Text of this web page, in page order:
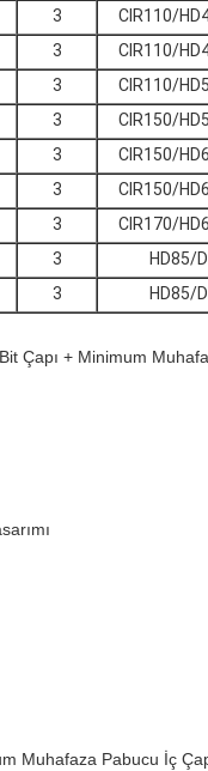
3 CIR110/
3 CIR110/
3 CIR110/
3 CIR150/
3 CIR150/
3 CIR150/
3 CIR170/
3 HD85/
3 HD85/
Çapı + Minimum
Muhafaza Pabucu İç